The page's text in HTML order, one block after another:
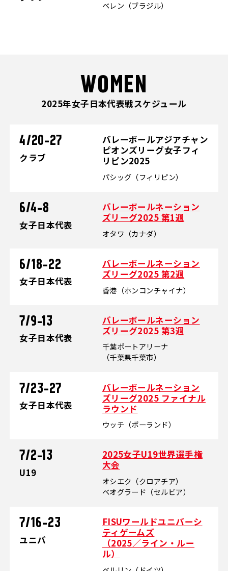
ベレン（ブラジル）
WOMEN
2025年女子日本代表戦スケジュール
4/20-27
クラブ
バレーボールアジアチャン
ピオンズリーグ女子フィ
リピン2025
パシッグ（フィリピン）
6/4-8
女子日本代表
バレーボールネーション
ズリーグ2025 第1週
オタワ（カナダ）
6/18-22
女子日本代表
バレーボールネーション
ズリーグ2025 第2週
香港（ホンコンチャイナ）
7/9-13
女子日本代表
バレーボールネーション
ズリーグ2025 第3週
千葉ポートアリーナ
（千葉県千葉市）
7/23-27
女子日本代表
バレーボールネーション
ズリーグ2025 ファイナル
ラウンド
ウッチ（ポーランド）
7/2-13
U19
2025女子U19世界選手権
大会
オシエク（クロアチア）
ベオグラード（セルビア）
7/16-23
ユニバ
FISUワールドユニバーシ
ティゲームズ
（2025／ライン・ルー
ル）